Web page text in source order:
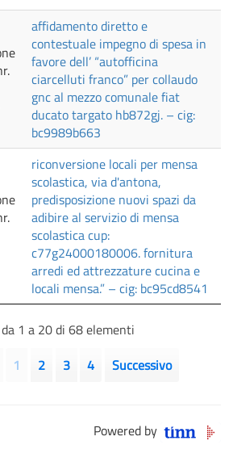
affidamento diretto e
contestuale impegno di spesa in
favore dell’ “autofficina
ciarcelluti franco” per collaudo
gnc al mezzo comunale fiat
ducato targato hb872gj. – cig:
bc9989b663
riconversione locali per mensa
scolastica, via d'antona,
predisposizione nuovi spazi da
adibire al servizio di mensa
scolastica cup:
c77g24000180006. fornitura
arredi ed attrezzature cucina e
locali mensa.” – cig: bc95cd8541
1 a 20 di 68 elementi
1 2 3 4 Successivo
Powered by